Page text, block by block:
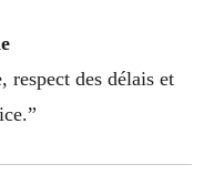
respect des délais et